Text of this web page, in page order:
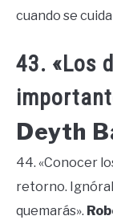
cuando se
43. «Los
Deyth
44. «Conocer
retorno.
quemarás».